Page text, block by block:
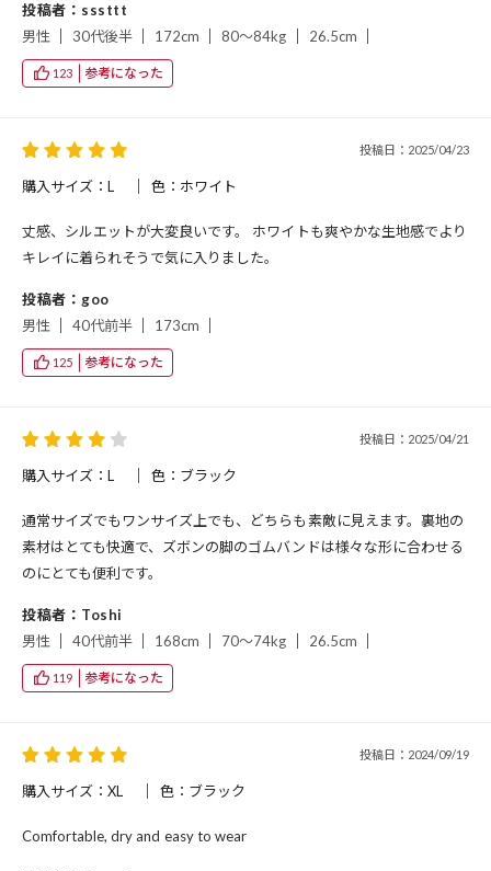
投稿者：sssttt
男性
30代後半 172cm 80～84kg 26.5cm
123 参考になった
投稿日：2025/04/23
購入サイズ：L 色：ホワイト
丈感、シルエットが大変良いです。 ホワイトも爽やかな生地感でより
キレイに着られそうで気に入りました。
投稿者：goo
男性
40代前半 173cm
125 参考になった
投稿日：2025/04/21
購入サイズ：L 色：ブラック
通常サイズでもワンサイズ上でも、どちらも素敵に見えます。裏地の
素材はとても快適で、ズボンの脚のゴムバンドは様々な形に合わせる
のにとても便利です。
投稿者：Toshi
男性
40代前半 168cm 70～74kg 26.5cm
119 参考になった
投稿日：2024/09/19
購入サイズ：XL 色：ブラック
Comfortable, dry and easy to wear